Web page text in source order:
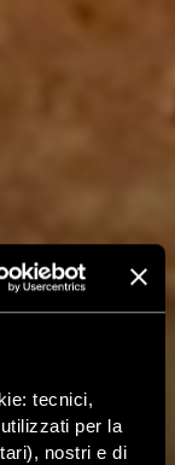
tecnici,
per la
nostri e di